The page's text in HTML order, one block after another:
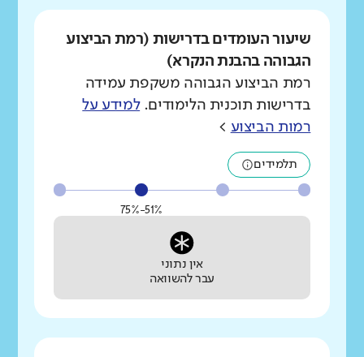
שיעור העומדים בדרישות (רמת הביצוע
הגבוהה בהבנת הנקרא)
רמת הביצוע הגבוהה משקפת עמידה
בדרישות תוכנית הלימודים.למידע על
רמות הביצוע >
תלמידים
51%-75%
אין נתוני
עבר להשוואה